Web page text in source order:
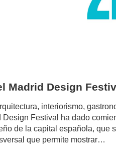
Madrid Design
interiorismo,
Design Festival ha dado
de la capital española, que
que permite mostrar…